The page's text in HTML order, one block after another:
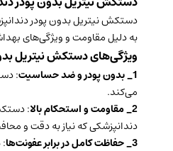
به دلیل مقاومت و ویژگی‌های
ویژگی‌های دستکش نیتریل
1_ بدون پودر و ضد حساسیت
:
می‌کند.
2_ مقاومت و استحکام بالا
:
دندانپزشکی که نیاز به دقت و
3_ حفاظت کامل در برابر عفونت‌ها
: